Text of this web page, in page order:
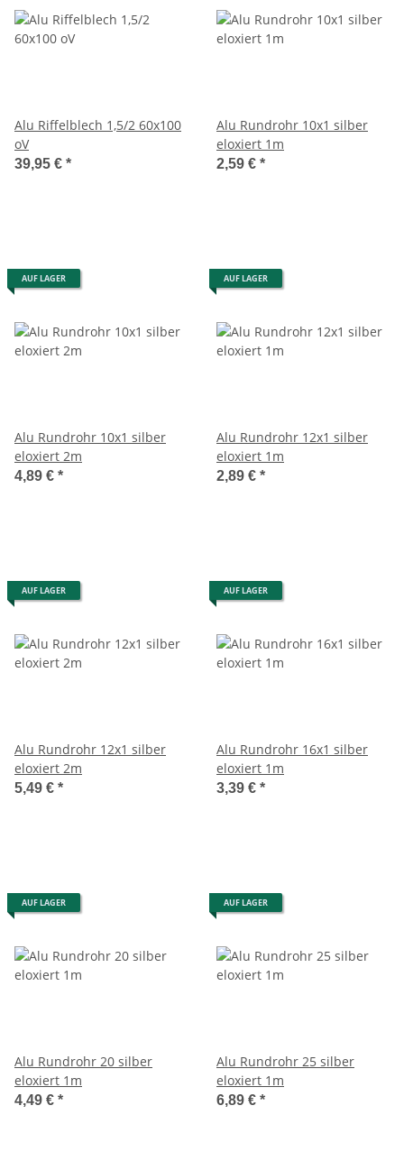
Alu Riffelblech 1,5/2 60x100
oV
39,95 € *
Alu Rundrohr 10x1 silber
eloxiert 1m
2,59 € *
AUF LAGER
Alu Rundrohr 10x1 silber
eloxiert 2m
4,89 € *
AUF LAGER
Alu Rundrohr 12x1 silber
eloxiert 1m
2,89 € *
AUF LAGER
Alu Rundrohr 12x1 silber
eloxiert 2m
5,49 € *
AUF LAGER
Alu Rundrohr 16x1 silber
eloxiert 1m
3,39 € *
AUF LAGER
Alu Rundrohr 20 silber
eloxiert 1m
4,49 € *
AUF LAGER
Alu Rundrohr 25 silber
eloxiert 1m
6,89 € *